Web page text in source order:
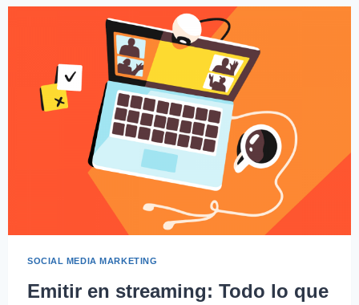
SOCIAL MEDIA MARKETING
Emitir en streaming: Todo lo que